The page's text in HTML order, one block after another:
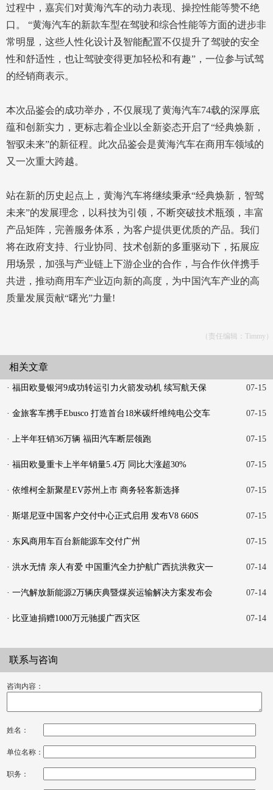
过程中，嘉宾们对黄海汽车的动力表现、操控性能等赞不绝
口。 “黄海汽车的新款车型在驾驶和综合性能等方面的进步非
常明显，这些人性化设计及智能配置不仅提升了驾驶的安全
性和舒适性，也让驾驶变得更加轻松和有趣”，一位参与试驾
的经销商表示。
本次品鉴会的成功举办，不仅展现了黄海汽车74载的深厚底
蕴和创新实力，更标志着企业以全新姿态开启了“经典焕新，
智驭未来”的新征程。此次品鉴会是黄海汽车在商用车领域的
又一次重大跨越。
站在新的历史起点上，黄海汽车将继续秉承“经典焕新，智驾
未来”的发展理念，以科技为引领，不断突破技术瓶颈，丰富
产品矩阵，完善服务体系，为客户提供更优质的产品。我们
将在政府支持、行业协同、技术创新的多重驱动下，拓展应
用场景，加强与产业链上下游企业的合作，与合作伙伴携手
共进，推动商用车产业迈向新的高度，为中国汽车产业的高
质量发展贡献“曙光”力量!
（责任编辑：Timmy）
相关文章
· 福田欧曼银河9成功转运引力火箭发动机 续写航天保
07-15
· 金旅客车携手Ebusco 打造首台18米碳纤维纯电公交车 07-15
· 上半年狂销36万辆 福田汽车断层领跑 07-15
· 福田欧曼重卡上半年销量5.4万 同比大涨超30% 07-15
· 依维柯全新聚星EV苏州上市 商务轻客新选择 07-15
· 斯堪尼亚中国客户交付中心正式启用 发布V8 660S 07-15
· 东风商用车百台新能源车交付广州 07-15
· 洪水无情 亲人有爱 中国重汽全力护航广西抗洪救灾一
07-14
· 一汽解放新能源2万辆庆典暨煤炭运输解决方案发布会
07-14
· 比亚迪捐赠1000万元驰援广西灾区 07-14
联系与咨询
咨询内容：
姓名：
单位名称：
职务：